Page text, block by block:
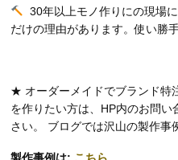
30年以上モノ作りにの現場
だけの理由があります。使い勝
★ オーダーメイドでブランド特
を作りたい方は、HP内のお問い
さい。 ブログでは沢山の製作